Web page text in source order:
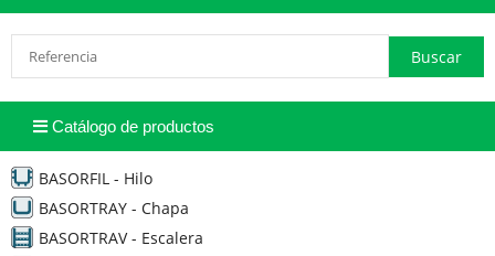
Catálogo de productos
BASORFIL - Hilo
BASORTRAY - Chapa
BASORTRAV - Escalera